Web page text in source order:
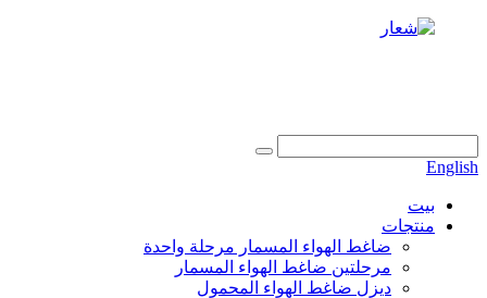
English
بيت
منتجات
ضاغط الهواء المسمار مرحلة واحدة
مرحلتين ضاغط الهواء المسمار
ديزل ضاغط الهواء المحمول